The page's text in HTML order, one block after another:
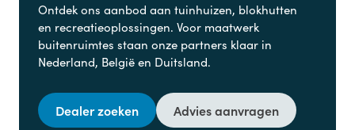
Ontdek ons aanbod aan tuinhuizen, blokhutten
en recreatieoplossingen. Voor maatwerk
buitenruimtes staan onze partners klaar in
Nederland, België en Duitsland.
Dealer zoeken Advies aanvragen